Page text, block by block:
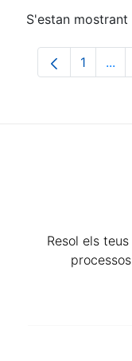
S'estan mostrant
Pàgina
1 ...
Resol els